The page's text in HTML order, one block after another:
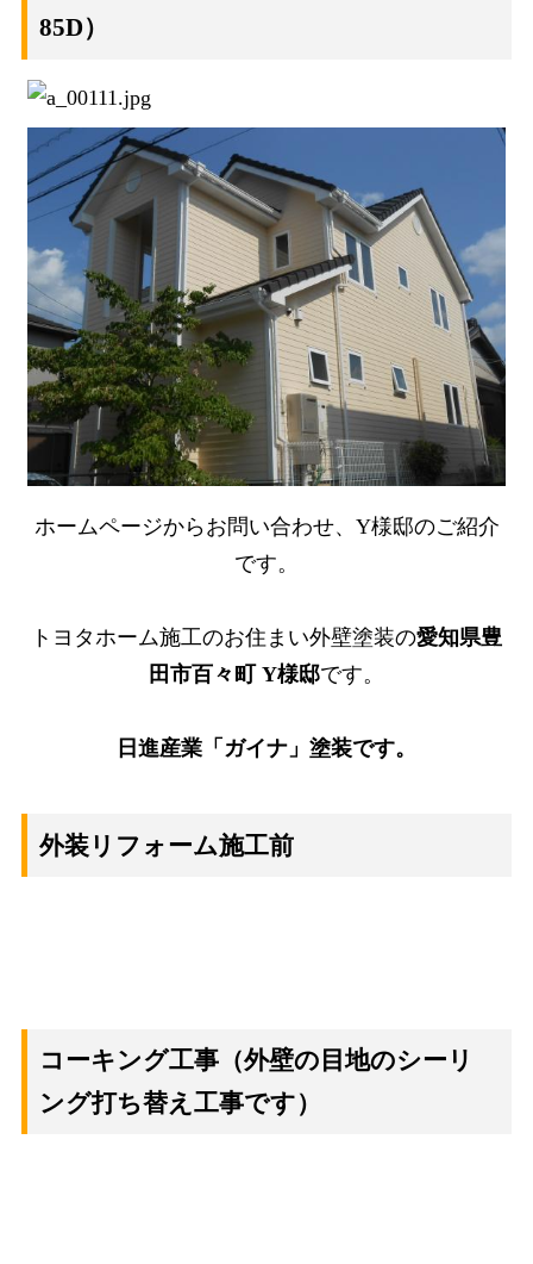
85D）
ホームページからお問い合わせ、Y様邸のご紹介
です。
トヨタホーム施工のお住まい外壁塗装の愛知県豊
田市百々町 Y様邸です。
日進産業「ガイナ」塗装です。
外装リフォーム施工前
コーキング工事 （外壁の目地のシーリ
ング打ち替え工事です）